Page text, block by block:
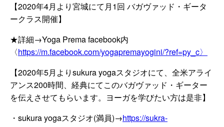
【2020年4月より宮城にて月1回 バガヴァッド・ギータ
ークラス開催】
★詳細→Yoga Prema facebook内
〈https://m.facebook.com/yogapremayogini/?ref=py_c〉
【2020年5月よりsukura yogaスタジオにて、全米アライ
アンス200時間、経典にてこのバガヴァッド・ギーター
を伝えさせてもらいます。ヨーガを学びたい方は是非】
・sukura yogaスタジオ(満員)→https://sukra-